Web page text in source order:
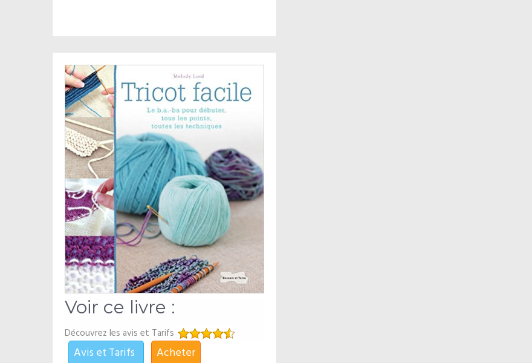
Voir ce livre :
Découvrez les avis et Tarifs
Acheter
Avis et Tarifs